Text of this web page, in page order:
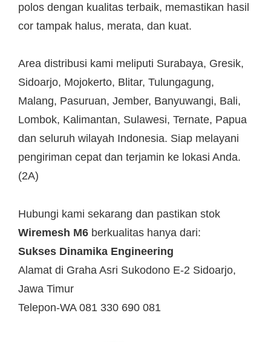
polos dengan kualitas terbaik, memastikan hasil
cor tampak halus, merata, dan kuat.
Area distribusi kami meliputi Surabaya, Gresik,
Sidoarjo, Mojokerto, Blitar, Tulungagung,
Malang, Pasuruan, Jember, Banyuwangi, Bali,
Lombok, Kalimantan, Sulawesi, Ternate, Papua
dan seluruh wilayah Indonesia. Siap melayani
pengiriman cepat dan terjamin ke lokasi Anda.
(2A)
Hubungi kami sekarang dan pastikan stok
Wiremesh M6 berkualitas hanya dari:
Sukses Dinamika Engineering
Alamat di Graha Asri Sukodono E-2 Sidoarjo,
Jawa Timur
Telepon-WA 081 330 690 081